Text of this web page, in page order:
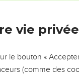
pouvons
tous, sans
tu es juste.
effet devant toi
semblable. »
vie
le bouton «
(comme des